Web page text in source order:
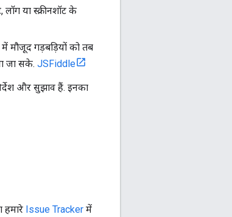
या स्क्रीनशॉट के
मौजूद गड़बड़ियों को तब
जा सके. JSFiddle
और सुझाव हैं. इनका
हमारे Issue Tracker में